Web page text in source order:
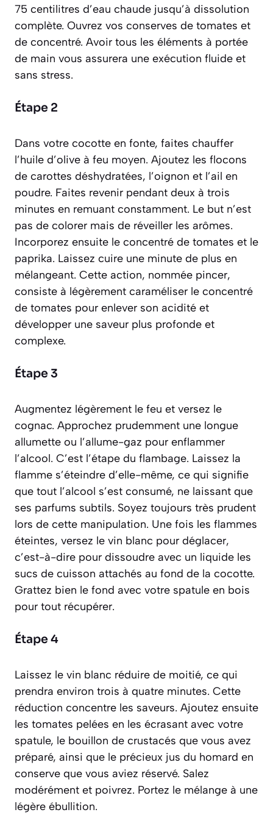
75 centilitres d’eau chaude jusqu’à dissolution
complète. Ouvrez vos conserves de tomates et
de concentré. Avoir tous les éléments à portée
de main vous assurera une exécution fluide et
sans stress.
Étape 2
Dans votre cocotte en fonte, faites chauffer
l’huile d’olive à feu moyen. Ajoutez les flocons
de carottes déshydratées, l’oignon et l’ail en
poudre. Faites revenir pendant deux à trois
minutes en remuant constamment. Le but n’est
pas de colorer mais de réveiller les arômes.
Incorporez ensuite le concentré de tomates et le
paprika. Laissez cuire une minute de plus en
mélangeant. Cette action, nommée pincer,
consiste à légèrement caraméliser le concentré
de tomates pour enlever son acidité et
développer une saveur plus profonde et
complexe.
Étape 3
Augmentez légèrement le feu et versez le
cognac. Approchez prudemment une longue
allumette ou l’allume-gaz pour enflammer
l’alcool. C’est l’étape du flambage. Laissez la
flamme s’éteindre d’elle-même, ce qui signifie
que tout l’alcool s’est consumé, ne laissant que
ses parfums subtils. Soyez toujours très prudent
lors de cette manipulation. Une fois les flammes
éteintes, versez le vin blanc pour déglacer,
c’est-à-dire pour dissoudre avec un liquide les
sucs de cuisson attachés au fond de la cocotte.
Grattez bien le fond avec votre spatule en bois
pour tout récupérer.
Étape 4
Laissez le vin blanc réduire de moitié, ce qui
prendra environ trois à quatre minutes. Cette
réduction concentre les saveurs. Ajoutez ensuite
les tomates pelées en les écrasant avec votre
spatule, le bouillon de crustacés que vous avez
préparé, ainsi que le précieux jus du homard en
conserve que vous aviez réservé. Salez
modérément et poivrez. Portez le mélange à une
légère ébullition.